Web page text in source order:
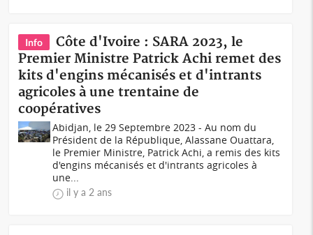
Info
Côte d'Ivoire : SARA 2023, le
Premier Ministre Patrick Achi remet des
kits d'engins mécanisés et d'intrants
agricoles à une trentaine de
coopératives
Abidjan, le 29 Septembre 2023 - Au nom du
Président de la République, Alassane Ouattara,
le Premier Ministre, Patrick Achi, a remis des kits
d'engins mécanisés et d'intrants agricoles à
une...
il y a 2 ans